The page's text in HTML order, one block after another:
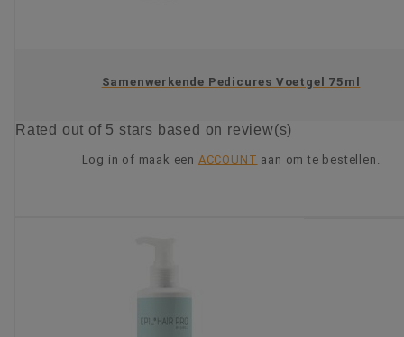
Samenwerkende Pedicures Voetgel 75ml
Rated out of 5 stars based on review(s)
Log in of maak een ACCOUNT aan om te bestellen.